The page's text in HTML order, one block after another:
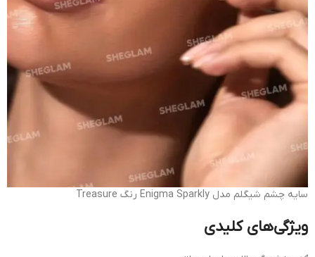
سایه چشم شیگلم مدل Enigma Sparkly رنگ Treasure
ویژگی‌های کلیدی